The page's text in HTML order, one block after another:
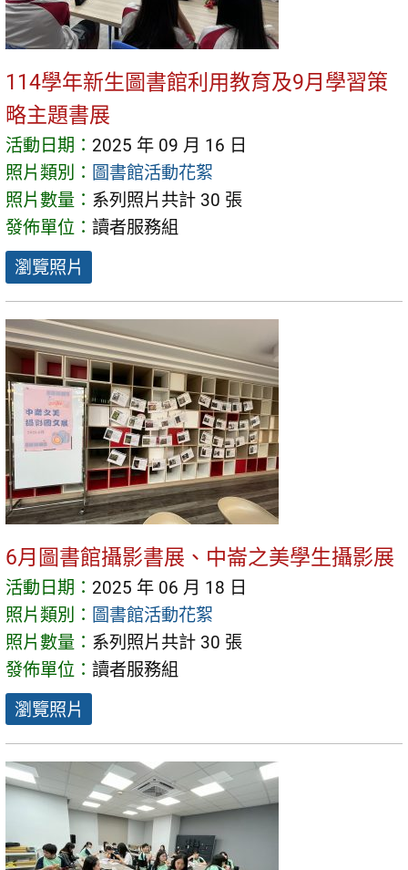
114學年新生圖書館利用教育及9月學習策
略主題書展
活動日期： 2025 年 09 月 16 日
照片類別： 圖書館活動花絮
照片數量： 系列照片共計 30 張
發佈單位： 讀者服務組
瀏覽照片
6月圖書館攝影書展、中崙之美學生攝影展
活動日期： 2025 年 06 月 18 日
照片類別： 圖書館活動花絮
照片數量： 系列照片共計 30 張
發佈單位： 讀者服務組
瀏覽照片